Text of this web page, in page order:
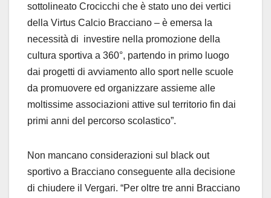
sottolineato Crocicchi che è stato uno dei vertici
della Virtus Calcio Bracciano – è emersa la
necessità di investire nella promozione della
cultura sportiva a 360°, partendo in primo luogo
dai progetti di avviamento allo sport nelle scuole
da promuovere ed organizzare assieme alle
moltissime associazioni attive sul territorio fin dai
primi anni del percorso scolastico”.
Non mancano considerazioni sul black out
sportivo a Bracciano conseguente alla decisione
di chiudere il Vergari. “Per oltre tre anni Bracciano